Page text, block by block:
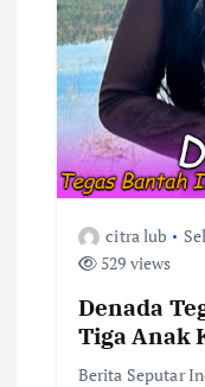
citra lub
529 views
Denada
Tiga Anak
Berita Seputar